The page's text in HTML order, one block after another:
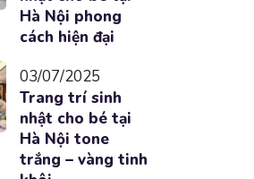
Hà Nội phong
cách hiện đại
03/07/2025
Trang trí sinh
nhật cho bé tại
Hà Nội tone
trắng – vàng tinh